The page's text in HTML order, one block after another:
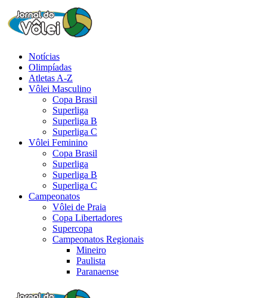
Notícias
Olimpíadas
Atletas A-Z
Vôlei Masculino
Copa Brasil
Superliga
Superliga B
Superliga C
Vôlei Feminino
Copa Brasil
Superliga
Superliga B
Superliga C
Campeonatos
Vôlei de Praia
Copa Libertadores
Supercopa
Campeonatos Regionais
Mineiro
Paulista
Paranaense